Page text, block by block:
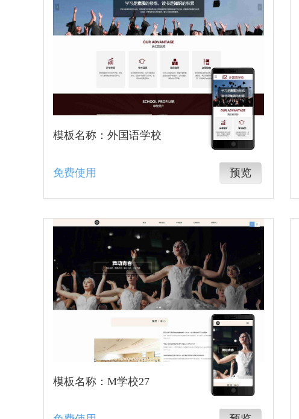
模板名称：外国语学校
免费使用 预览
模板名称：M学校27